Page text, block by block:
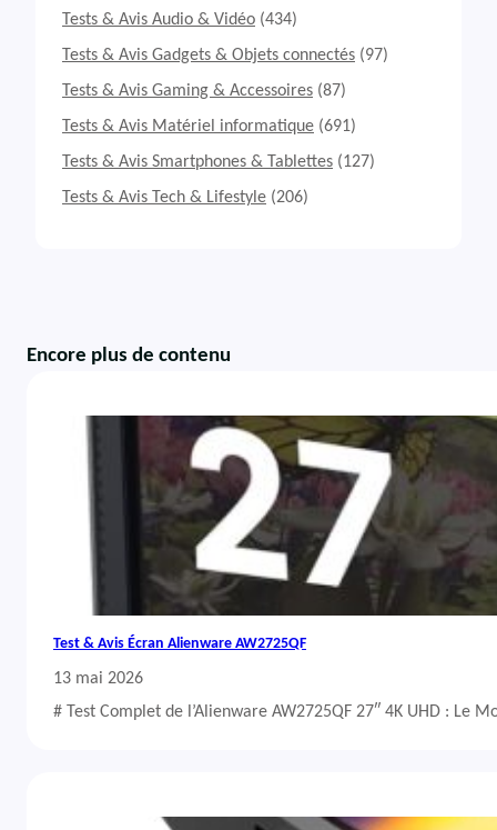
Tests & Avis Audio & Vidéo (434)
Tests & Avis Gadgets & Objets connectés (97)
Tests & Avis Gaming & Accessoires (87)
Tests & Avis Matériel informatique (691)
Tests & Avis Smartphones & Tablettes (127)
Tests & Avis Tech & Lifestyle (206)
Encore plus de contenu
Test & Avis Écran Alienware AW2725QF
13 mai 2026
# Test Complet de l’Alienware AW2725QF 27″ 4K UHD : Le